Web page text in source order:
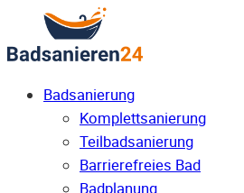
Badsanierung
Komplettsanierung
Teilbadsanierung
Barrierefreies Bad
Badplanung